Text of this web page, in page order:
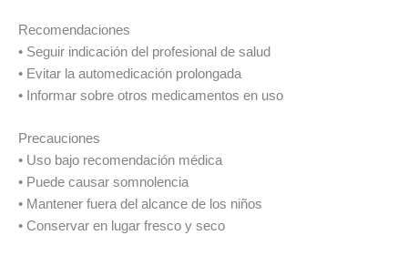
Recomendaciones
• Seguir indicación del profesional de salud
• Evitar la automedicación prolongada
• Informar sobre otros medicamentos en uso
Precauciones
• Uso bajo recomendación médica
• Puede causar somnolencia
• Mantener fuera del alcance de los niños
• Conservar en lugar fresco y seco